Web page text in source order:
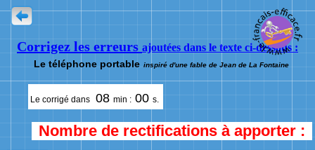
Corrigez les erreurs ajoutées dans le texte ci-dessous :
Le téléphone portable inspiré d'une fable de Jean de La Fontaine
Le corrigé dans 08 min : 00 s.
Nombre de rectifications à apporter :